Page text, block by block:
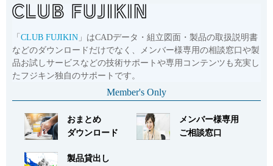
mail お問い合わせ
「 CLUB FUJIKIN 」はCADデータ・組立図面・製品の取扱説明書
などのダウンロードだけでなく、メンバー様専用の相談窓口や製
品お試しサービスなどの技術サポートや専用コンテンツも充実し
たフジキン独自のサポートです。
Member's Only
おまとめ
ダウンロード
メンバー様専用
ご相談窓口
製品貸出し